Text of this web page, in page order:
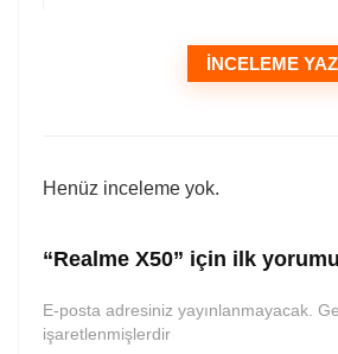
İNCELEME YAZ
Henüz inceleme yok.
“Realme X50” için ilk
E-posta adresiniz yayınlanmayacak.
işaretlenmişlerdir